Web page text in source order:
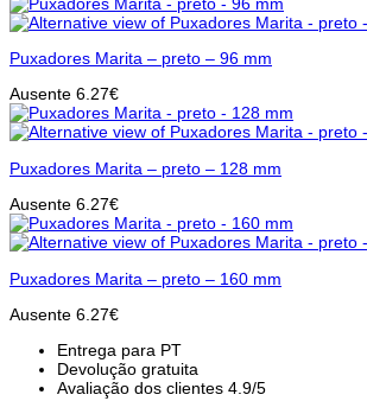
Puxadores Marita – preto – 96 mm
Ausente 6.27€
Puxadores Marita – preto – 128 mm
Ausente 6.27€
Puxadores Marita – preto – 160 mm
Ausente 6.27€
Entrega para PT
Devolução gratuita
Avaliação dos clientes 4.9/5